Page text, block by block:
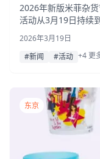
2026年新版米菲杂
活动从3月19日持续
1000件米菲商品和
2026年3月19日
#新闻
#活动 +4 更
东京